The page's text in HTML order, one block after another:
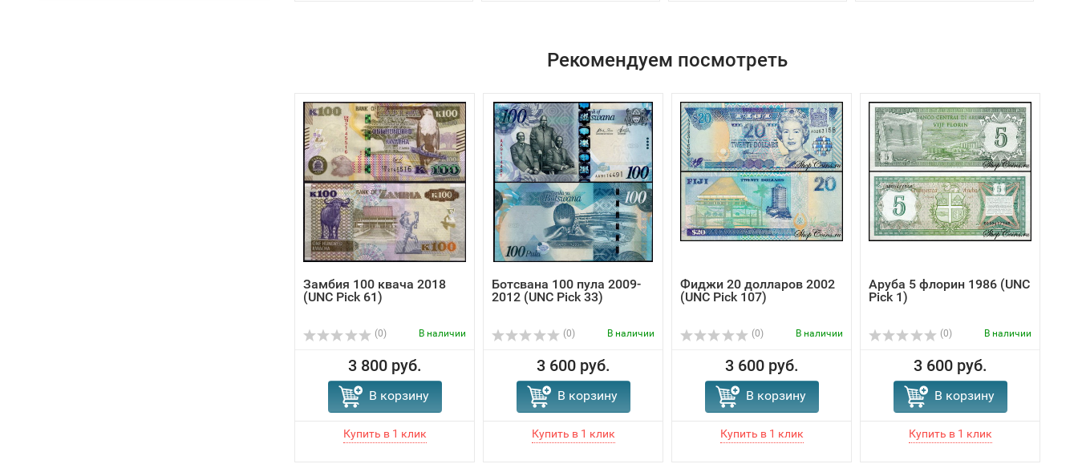
Рекомендуем посмотреть
Замбия 100 квача 2018
(UNC Pick 61)
(0) В наличии
3 800 руб.
В корзину
Ботсвана 100 пула 2009-
2012 (UNC Pick 33)
(0) В наличии
3 600 руб.
В корзину
Фиджи 20 долларов 2002
(UNC Pick 107)
(0) В наличии
3 600 руб.
В корзину
Аруба 5 флорин 1986 (UNC
Pick 1)
(0) В наличии
3 600 руб.
В корзину